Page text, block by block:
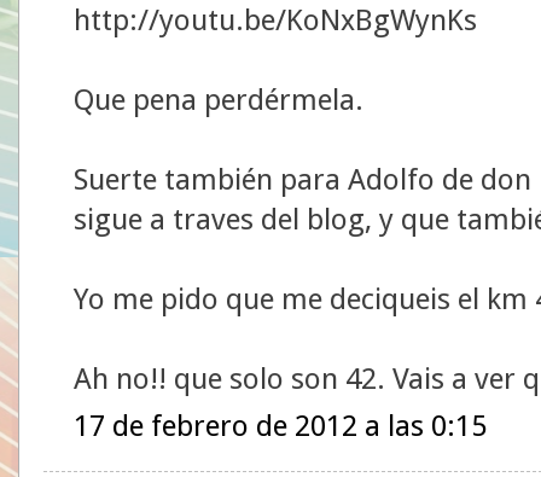
http://youtu.be/KoNxBgWynKs
Que pena perdérmela.
Suerte también para Adolfo de
sigue a traves del blog, y que
Yo me pido que me deciqueis el km
Ah no!! que solo son 42. Vais a ver
17 de febrero de 2012 a las 0:15